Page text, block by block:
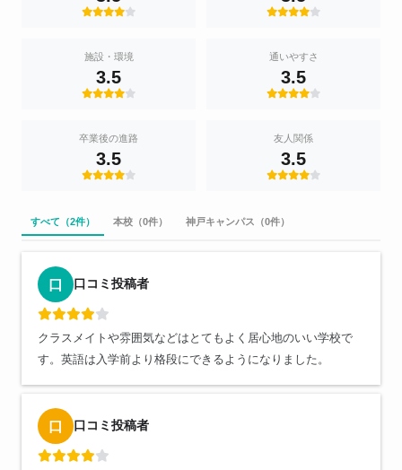
施設・環境
3.5
通いやすさ
3.5
卒業後の進路
3.5
友人関係
3.5
すべて（2件） 本校（0件） 神戸キャンパス（0件）
口 口コミ投稿者
クラスメイトや雰囲気などはとてもよく居心地のいい学校で
す。英語は入学前より格段にできるようになりました。
口 口コミ投稿者